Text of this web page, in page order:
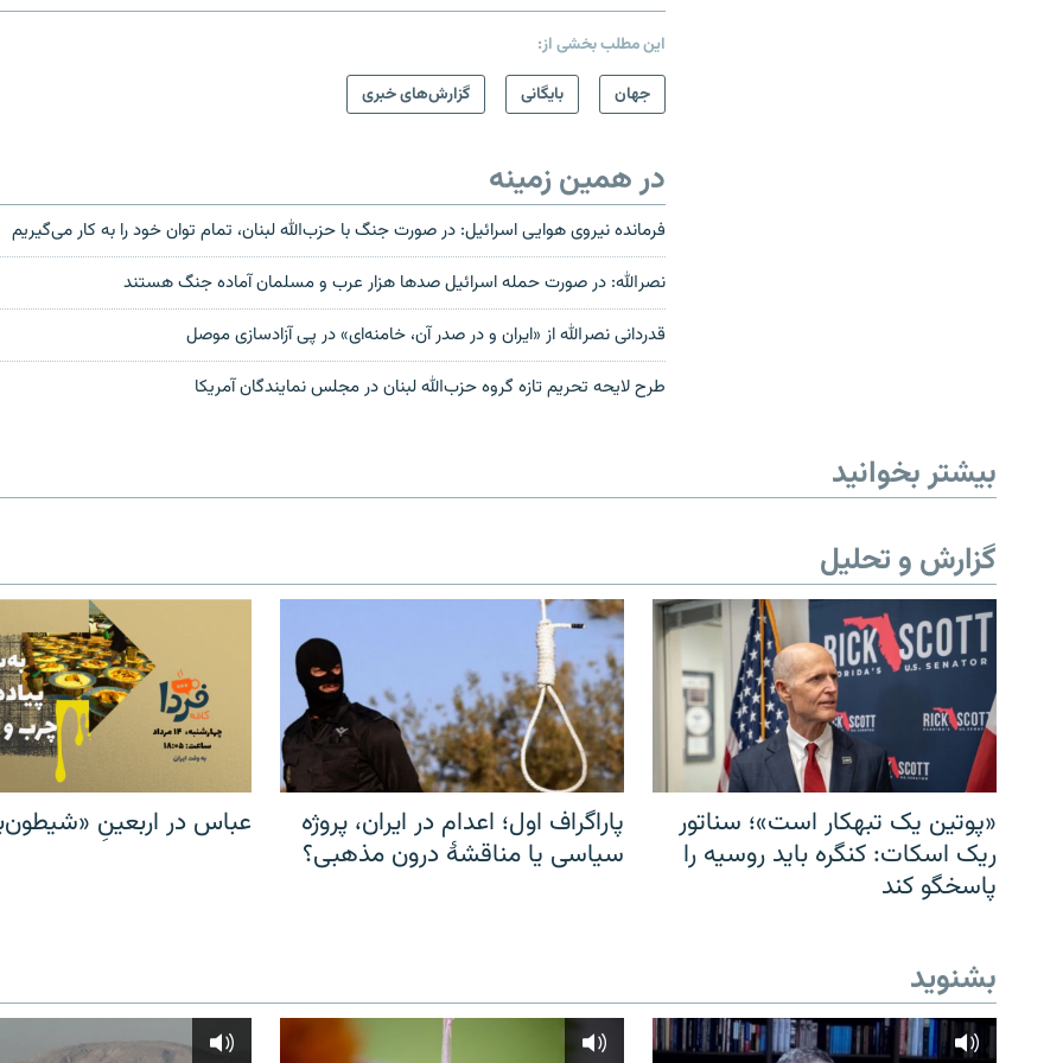
این مطلب بخشی از:
جهان
بایگانی گزارش‌های خبری
در همین زمینه
فرمانده نیروی هوایی اسرائیل: در صورت جنگ با حزب‌الله لبنان، تمام توان خود را به کار می‌گیریم
نصرالله: در صورت حمله اسرائیل صدها هزار عرب و مسلمان آماده جنگ هستند
قدردانی نصرالله از «ایران و در صدر آن، خامنه‌ای» در پی آزادسازی موصل
طرح لایحه تحریم‌ تازه گروه حزب‌الله لبنان در مجلس نمایندگان آمریکا
بیشتر بخوانید
گزارش و تحلیل
«پوتین یک تبهکار است»؛ سناتور
ریک اسکات: کنگره باید روسیه را
پاسخگو کند
پاراگراف اول؛ اعدام در ایران، پروژه
سیاسی یا مناقشهٔ درون مذهبی؟
عباس در اربعینِ
بشنوید